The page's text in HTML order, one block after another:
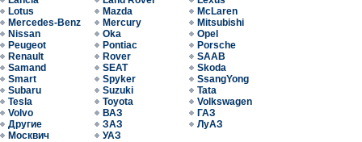
Lotus
Mazda
McLaren
Mercedes-Benz
Mercury
Mitsubishi
Nissan
Oka
Opel
Peugeot
Pontiac
Porsche
Renault
Rover
SAAB
Samand
SEAT
Skoda
Smart
Spyker
SsangYong
Subaru
Suzuki
Tata
Tesla
Toyota
Volkswagen
Volvo
ВАЗ
ГАЗ
Другие
ЗАЗ
ЛуАЗ
Москвич
УАЗ